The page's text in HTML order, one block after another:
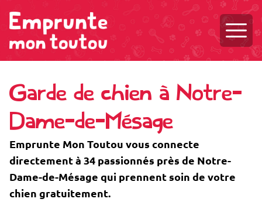
Garde de chien à Notre-
Dame-de-Mésage
Emprunte Mon Toutou vous connecte
directement à 34 passionnés près de Notre-
Dame-de-Mésage qui prennent soin de votre
chien gratuitement.